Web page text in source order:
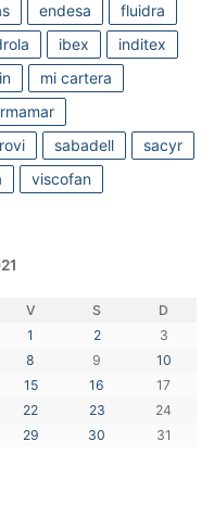
endesa
fluidra
ibex
inditex
mi cartera
rovi sabadell
sacyr
viscofan
V S
D
1
2
3
8 9
10
15 16
17
22 23
24
29 30 31